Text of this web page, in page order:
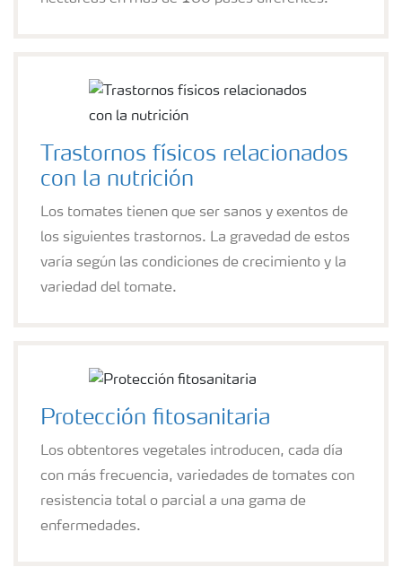
Trastornos físicos relacionados
con la nutrición
Los tomates tienen que ser sanos y exentos de
los siguientes trastornos. La gravedad de estos
varía según las condiciones de crecimiento y la
variedad del tomate.
Protección fitosanitaria
Los obtentores vegetales introducen, cada día
con más frecuencia, variedades de tomates con
resistencia total o parcial a una gama de
enfermedades.